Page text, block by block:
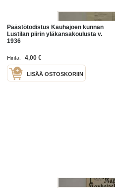
Päästötodistus Kauhajoen kunnan
Lustilan piirin yläkansakoulusta v.
1936
Hinta: 4,00 €
LISÄÄ OSTOSKORIIN